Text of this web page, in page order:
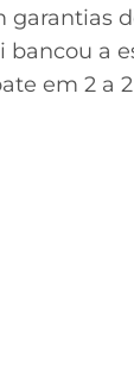
garantias
a
em 2 a